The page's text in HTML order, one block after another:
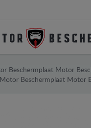
Beschermplaat Motor
Motor Beschermplaat Motor